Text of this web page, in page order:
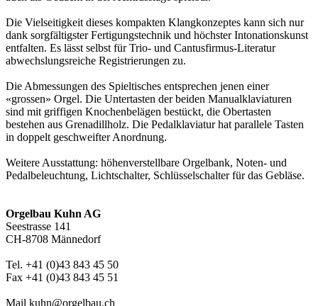
Die Vielseitigkeit dieses kompakten Klangkonzeptes kann sich nur
dank sorgfältigster Fertigungstechnik und höchster Intonationskunst
entfalten. Es lässt selbst für Trio- und Cantusfirmus-Literatur
abwechslungsreiche Registrierungen zu.
Die Abmessungen des Spieltisches entsprechen jenen einer
«grossen» Orgel. Die Untertasten der beiden Manualklaviaturen
sind mit griffigen Knochenbelägen bestückt, die Obertasten
bestehen aus Grenadillholz. Die Pedalklaviatur hat parallele Tasten
in doppelt geschweifter Anordnung.
Weitere Ausstattung: höhenverstellbare Orgelbank, Noten- und
Pedalbeleuchtung, Lichtschalter, Schlüsselschalter für das Gebläse.
Orgelbau Kuhn AG
Seestrasse 141
CH-8708 Männedorf
Tel. +41 (0)43 843 45 50
Fax +41 (0)43 843 45 51
Mail kuhn@orgelbau.ch